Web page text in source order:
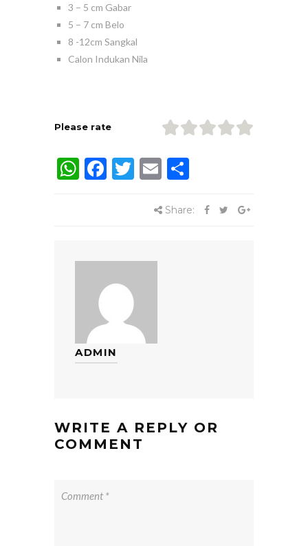
3 – 5 cm Gabar
5 – 7 cm Belo
8 -12cm Sangkal
Calon Indukan Nila
Please rate
WhatsApp
Facebook
Twitter
Email
Share:
ADMIN
WRITE A REPLY OR
COMMENT